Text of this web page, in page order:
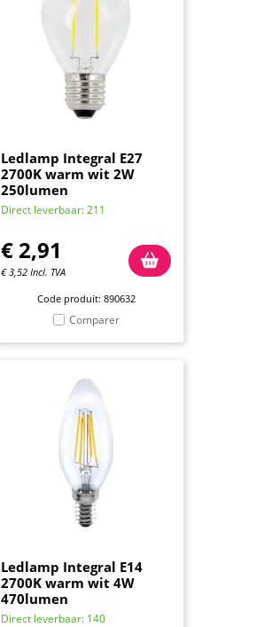
Ledlamp Integral E27
2700K warm wit 2W
250lumen
Direct leverbaar: 211
€ 2,91
€3,52 Incl. TVA
Code produit: 890632
Comparer
Ledlamp Integral E14
2700K warm wit 4W
470lumen
Direct leverbaar: 140